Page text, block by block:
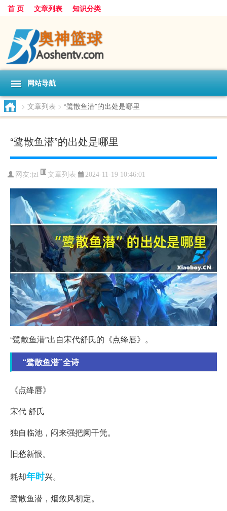
首 页 文章列表 知识分类
网站导航
> 文章列表 > “鹭散鱼潜”的出处是哪里
“鹭散鱼潜”的出处是哪里
网友:jzl 文章列表 2024-11-19 10:46:01
“鹭散鱼潜”出自宋代舒氏的《点绛唇》。
“鹭散鱼潜”全诗
《点绛唇》
宋代 舒氏
独自临池，闷来强把阑干凭。
旧愁新恨。
耗却年时兴。
鹭散鱼潜，烟敛风初定。